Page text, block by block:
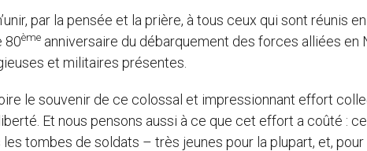
par la pensée et la prière, à tous ceux qui sont réunis
80ème anniversaire du débarquement des forces alliées en
et militaires présentes.
le souvenir de ce colossal et impressionnant effort
Et nous pensons aussi à ce que cet effort a coûté :
les tombes de soldats – très jeunes pour la plupart, et,